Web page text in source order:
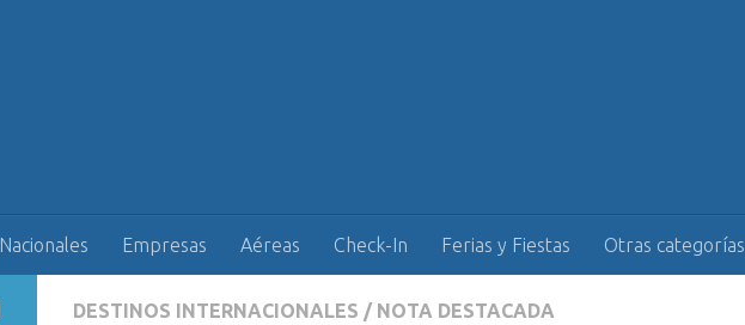
Nacionales Empresas Aéreas Check-In Ferias y Fiestas Otras categorías
DESTINOS INTERNACIONALES / NOTA DESTACADA